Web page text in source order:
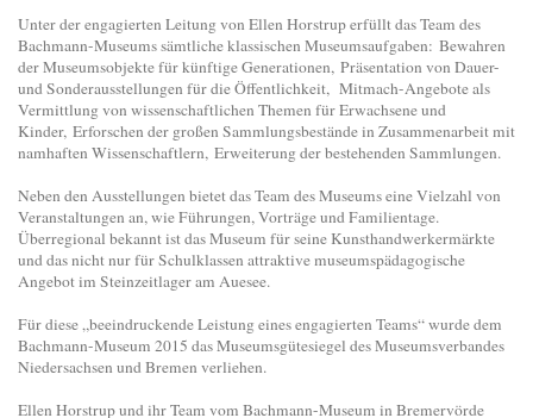
Unter der engagierten Leitung von Ellen Horstrup erfüllt das Team des
Bachmann-Museums sämtliche klassischen Museumsaufgaben: Bewahren
der Museumsobjekte für künftige Generationen, Präsentation von Dauer-
und Sonderausstellungen für die Öffentlichkeit, Mitmach-Angebote als
Vermittlung von wissenschaftlichen Themen für Erwachsene und
Kinder, Erforschen der großen Sammlungsbestände in Zusammenarbeit mit
namhaften Wissenschaftlern, Erweiterung der bestehenden Sammlungen.
Neben den Ausstellungen bietet das Team des Museums eine Vielzahl von
Veranstaltungen an, wie Führungen, Vorträge und Familientage.
Überregional bekannt ist das Museum für seine Kunsthandwerkermärkte
und das nicht nur für Schulklassen attraktive museumspädagogische
Angebot im Steinzeitlager am Auesee.
Für diese „beeindruckende Leistung eines engagierten Teams“ wurde dem
Bachmann-Museum 2015 das Museumsgütesiegel des Museumsverbandes
Niedersachsen und Bremen verliehen.
Ellen Horstrup und ihr Team vom Bachmann-Museum in Bremervörde